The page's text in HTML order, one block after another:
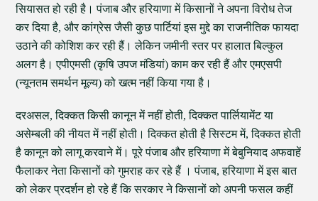
सियासत हो रही है। पंजाब और हरियाणा में किसानों ने अपना विरोध तेज
कर दिया है, और कांग्रेस जैसी कुछ पार्टियां इस मुद्दे का राजनीतिक फायदा
उठाने की कोशिश कर रही हैं। लेकिन जमीनी स्तर पर हालात बिल्कुल
अलग है। एपीएमसी (कृषि उपज मंडियां) काम कर रही हैं और एमएसपी
(न्यूनतम समर्थन मूल्य) को खत्म नहीं किया गया है।
दरअसल, दिक्कत किसी कानून में नहीं होती, दिक्कत पार्लियामेंट या
असेम्बली की नीयत में नहीं होती। दिक्कत होती है सिस्टम में, दिक्कत होती
है कानून को लागू करवाने में। पूरे पंजाब और हरियाणा में बेबुनियाद अफवाहें
फैलाकर नेता किसानों को गुमराह कर रहे हैं । पंजाब, हरियाणा में इस बात
को लेकर प्रदर्शन हो रहे हैं कि सरकार ने किसानों को अपनी फसल कहीं